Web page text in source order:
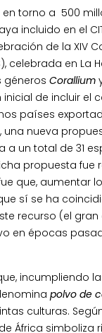
torno a 500
incluido en el
de la XIV
celebrada en
génerosCorallium
de incluir el
países
nueva
un total de 31
propuesta
que, aumentar
sí se ha
recurso (el
en épocas
incumpliendo
polvo de
culturas.
África